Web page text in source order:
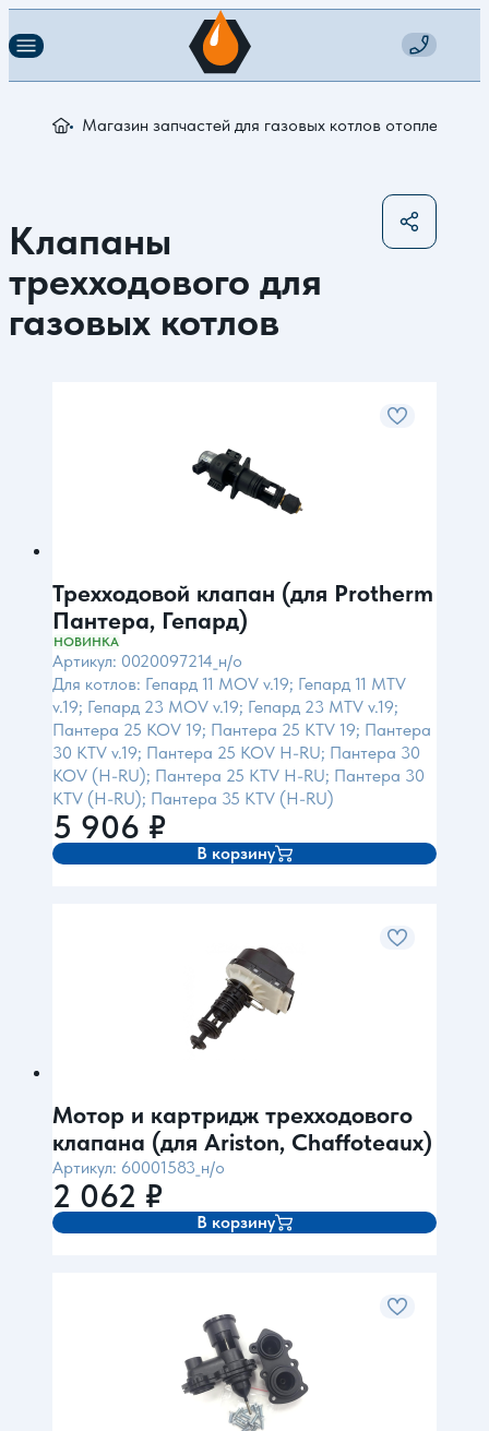
Магазин запчастей для газовых котлов отопления
Клапаны
трехходового для
газовых котлов
Трехходовой клапан (для Protherm
Пантера, Гепард)
НОВИНКА
Артикул: 0020097214_н/о
Для котлов: Гепард 11 MOV v.19; Гепард 11 MTV
v.19; Гепард 23 MOV v.19; Гепард 23 MTV v.19;
Пантера 25 KOV 19; Пантера 25 KTV 19; Пантера
30 KTV v.19; Пантера 25 KOV H-RU; Пантера 30
KOV (H-RU); Пантера 25 KTV H-RU; Пантера 30
KTV (H-RU); Пантера 35 KTV (H-RU)
5 906 ₽
В корзину
Мотор и картридж трехходового
клапана (для Ariston, Chaffoteaux)
Артикул: 60001583_н/о
2 062 ₽
В корзину